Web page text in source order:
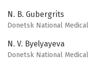
N. B. Gubergrits
Donetsk National
N. V. Byelyayeva
Donetsk National